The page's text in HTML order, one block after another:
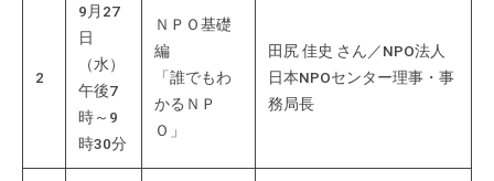
材
出
2
9月27
日
（水）
午後7
時～9
時30分
ＮＰＯ基礎
編
「誰でもわ
かるＮＰ
Ｏ」
田尻 佳史 さん／NPO法人
日本NPOセンター理事・事
務局長